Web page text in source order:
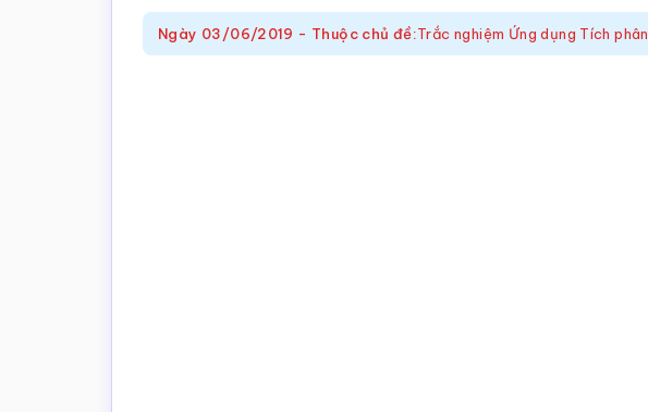
trắc
nghiệm
Ngày 03/06/2019 - Thuộc chủ đề:Trắc nghiệm Ứng dụng Tích phân